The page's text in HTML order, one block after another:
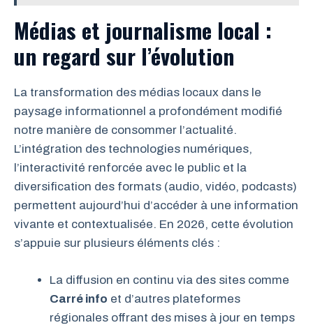
Médias et journalisme local :
un regard sur l’évolution
La transformation des médias locaux dans le
paysage informationnel a profondément modifié
notre manière de consommer l’actualité.
L’intégration des technologies numériques,
l’interactivité renforcée avec le public et la
diversification des formats (audio, vidéo, podcasts)
permettent aujourd’hui d’accéder à une information
vivante et contextualisée. En 2026, cette évolution
s’appuie sur plusieurs éléments clés :
La diffusion en continu via des sites comme
Carré info et d’autres plateformes
régionales offrant des mises à jour en temps